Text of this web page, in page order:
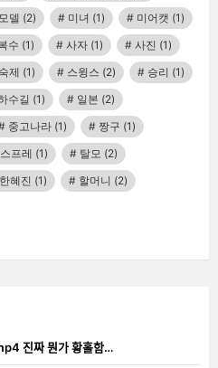
모델 (2) 미녀 (1) 미어캣 (1)
수 (1) 사자 (1) 사진 (1)
숙제 (1) 스윙스 (2) 승리 (1)
수길 (1) 일본 (2)
중고나라 (1) 짱구 (1)
프레 (1) 탈모 (2)
한혜진 (1) 할머니 (2)
진짜 뭔가 황홀함…